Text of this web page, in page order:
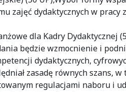
zajęć dydaktycznych w
dla Kadry Dydaktycznej
będzie wzmocnienie i
dydaktycznych,
zasadę równych szans,
regulacjami naboru i